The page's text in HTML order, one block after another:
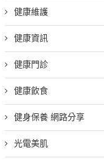
健康維護
健康資訊
健康門診
健康飲食
健身保養 網路分享
光電美肌